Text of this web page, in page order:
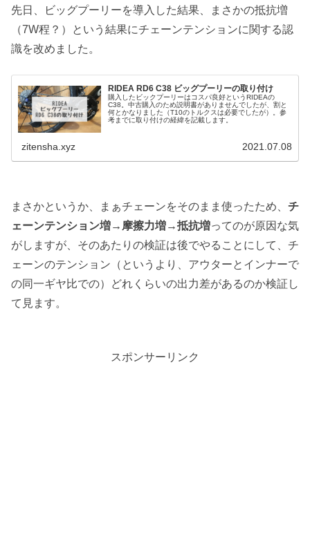
先日、ビッグプーリーを導入した結果、まさかの抵抗増
（7W程？）という結果にチェーンテンションに関する認
識を改めました。
RIDEA RD6 C38 ビッグプーリーの取り付け
購入したビックプーリーはコスパ良好というRIDEAの
C38。中古購入のため説明書がありませんでしたが、割と
何とかなりました（T10のトルクスは必要でしたが）。参
考までに取り付けの経緯を記載します。
zitensha.xyz 2021.07.08
まさかというか、まぁチェーンをそのまま使ったため、 チ
ェーンテンション増→摩擦力増→抵抗増ってのが原因な気
がしますが、そのあたりの検証は後でやることにして、チ
ェーンのテンション（というより、アウターとインナーで
の同一ギヤ比での）どれくらいの出力差があるのか検証し
て見ます。
スポンサーリンク